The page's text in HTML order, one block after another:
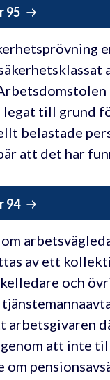
95
legat till grund
belastade
att det har
94
av ett
och
arbetsgivaren
att inte
om